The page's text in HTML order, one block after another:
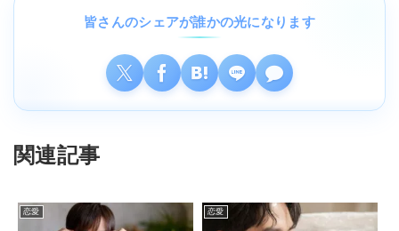
皆さんのシェアが誰かの光になります
関連記事
恋愛 恋愛